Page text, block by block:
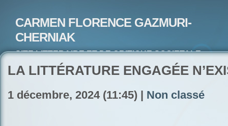
CARMEN FLORENCE GAZMURI-
CHERNIAK
SITE LITTERAIRE ET DE CRITIQUE SOCIETALE-
ARTISTE PEINTRE ET POETE-ECRIVAIN
LA LITTÉRATURE ENGAGÉE
1 décembre, 2024 (11:45) | Non classé